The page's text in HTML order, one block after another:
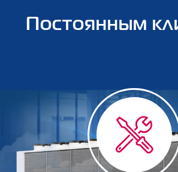
Постоянным